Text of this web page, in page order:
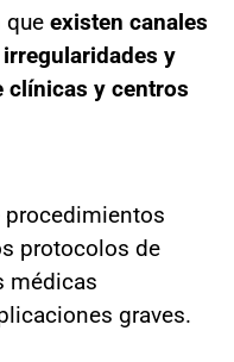
que existen canales
y
y centros
protocolos de
médicas
graves.